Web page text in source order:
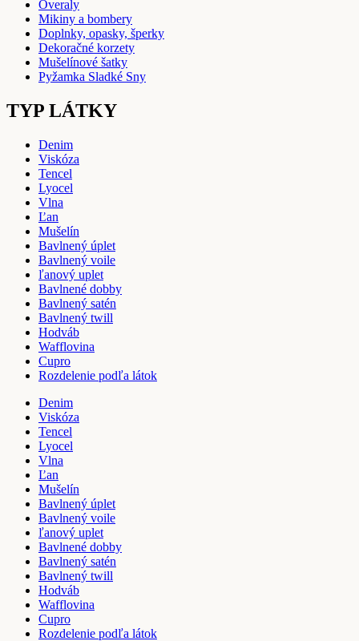
Overaly
Mikiny a bombery
Doplnky, opasky, šperky
Dekoračné korzety
Mušelínové šatky
Pyžamka Sladké Sny
TYP LÁTKY
Denim
Viskóza
Tencel
Lyocel
Vlna
Ľan
Mušelín
Bavlnený úplet
Bavlnený voile
ľanový uplet
Bavlnené dobby
Bavlnený satén
Bavlnený twill
Hodváb
Wafflovina
Cupro
Rozdelenie podľa látok
Denim
Viskóza
Tencel
Lyocel
Vlna
Ľan
Mušelín
Bavlnený úplet
Bavlnený voile
ľanový uplet
Bavlnené dobby
Bavlnený satén
Bavlnený twill
Hodváb
Wafflovina
Cupro
Rozdelenie podľa látok